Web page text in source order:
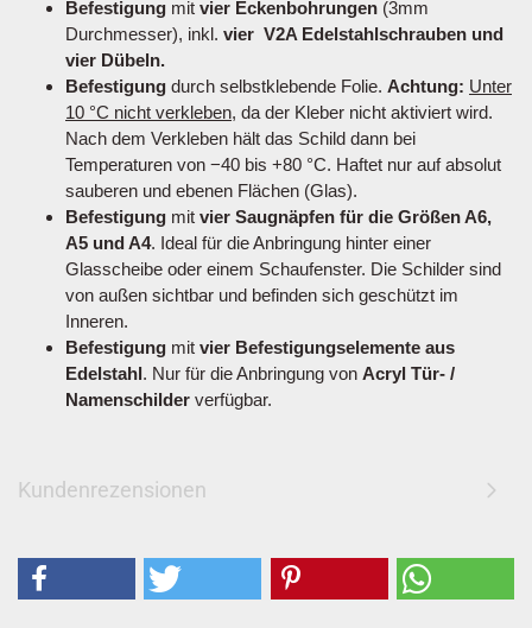
Befestigung mit vier Eckenbohrungen (3mm
Durchmesser), inkl. vier V2A Edelstahlschrauben und
vier Dübeln.
Befestigung durch selbstklebende Folie. Achtung: Unter
10 °C nicht verkleben, da der Kleber nicht aktiviert wird.
Nach dem Verkleben hält das Schild dann bei
Temperaturen von −40 bis +80 °C. Haftet nur auf absolut
sauberen und ebenen Flächen (Glas).
Befestigung mit vier Saugnäpfen für die Größen A6,
A5 und A4. Ideal für die Anbringung hinter einer
Glasscheibe oder einem Schaufenster. Die Schilder sind
von außen sichtbar und befinden sich geschützt im
Inneren.
Befestigung mit vier Befestigungselemente aus
Edelstahl. Nur für die Anbringung von Acryl Tür- /
Namenschilder verfügbar.
Kundenrezensionen